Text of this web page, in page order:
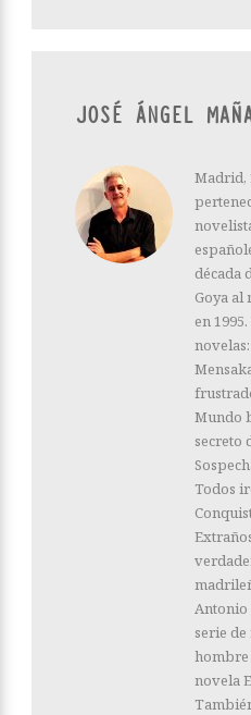
JOSÉ ÁNGEL
Madrid,
década
Goya al
en
Mundo
secreto
Todos
Antonio
serie
hombre
novela